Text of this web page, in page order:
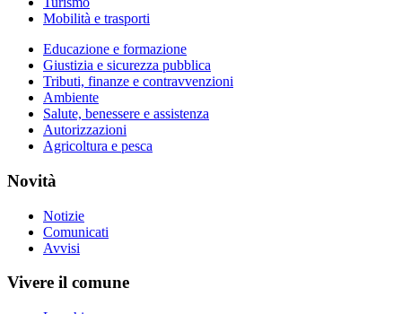
Mobilità e trasporti
Educazione e formazione
Giustizia e sicurezza pubblica
Tributi, finanze e contravvenzioni
Ambiente
Salute, benessere e assistenza
Autorizzazioni
Agricoltura e pesca
Novità
Notizie
Comunicati
Avvisi
Vivere il comune